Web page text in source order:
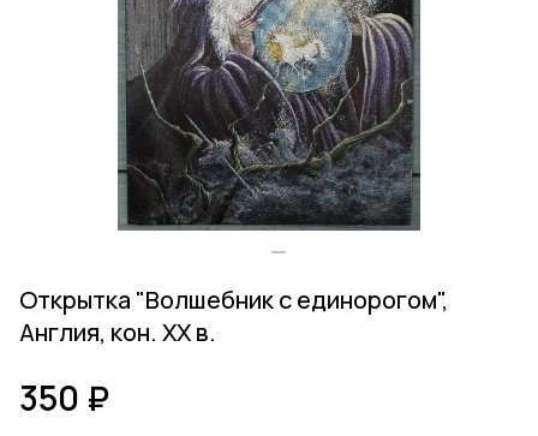
Открытка "Волшебник с единорогом",
Англия, кон. ХХ в.
350 ₽